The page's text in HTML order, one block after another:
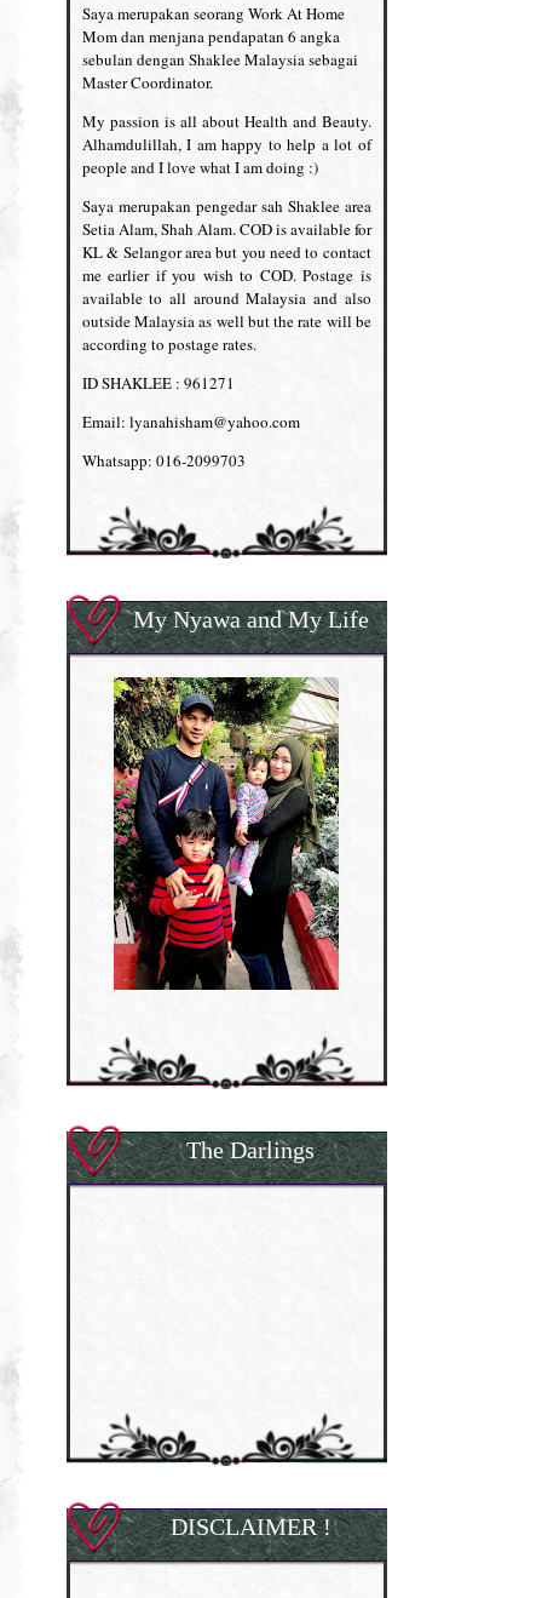
Saya merupakan seorang Work At Home
Mom dan menjana pendapatan 6 angka
sebulan dengan Shaklee Malaysia sebagai
Master Coordinator.
My passion is all about Health and Beauty.
Alhamdulillah, I am happy to help a lot of
people and I love what I am doing :)
Saya merupakan pengedar sah Shaklee area
Setia Alam, Shah Alam. COD is available for
KL & Selangor area but you need to contact
me earlier if you wish to COD. Postage is
available to all around Malaysia and also
outside Malaysia as well but the rate will be
according to postage rates.
ID SHAKLEE : 961271
Email: lyanahisham@yahoo.com
Whatsapp: 016-2099703
My Nyawa and My Life
The Darlings
DISCLAIMER !